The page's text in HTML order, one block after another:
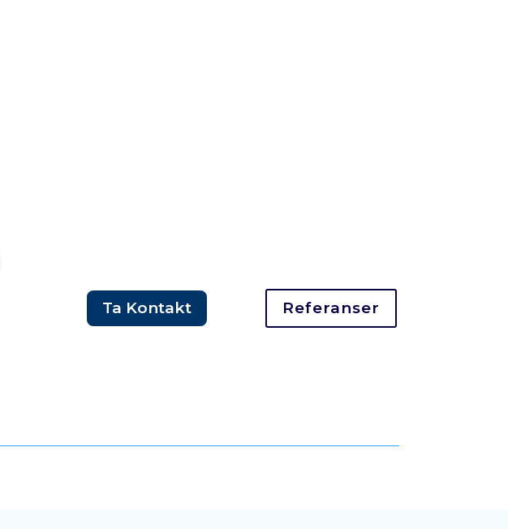
Ta Kontakt Referanser